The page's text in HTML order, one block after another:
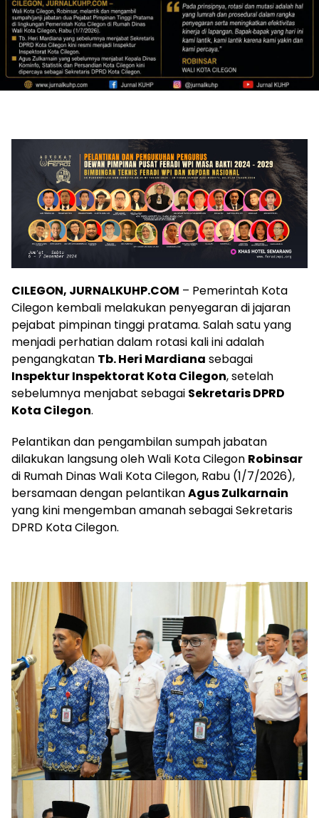
CILEGON, JURNALKUHP.COM – Pemerintah Kota
Cilegon kembali melakukan penyegaran di jajaran
pejabat pimpinan tinggi pratama. Salah satu yang
menjadi perhatian dalam rotasi kali ini adalah
pengangkatan Tb. Heri Mardiana sebagai
Inspektur Inspektorat Kota Cilegon, setelah
sebelumnya menjabat sebagai Sekretaris DPRD
Kota Cilegon.
Pelantikan dan pengambilan sumpah jabatan
dilakukan langsung oleh Wali Kota Cilegon Robinsar
di Rumah Dinas Wali Kota Cilegon, Rabu (1/7/2026),
bersamaan dengan pelantikanAgus Zulkarnain
yang kini mengemban amanah sebagai Sekretaris
DPRD Kota Cilegon.